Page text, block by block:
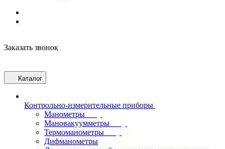
Заказать звонок
Каталог
Контрольно-измерительные приборы
Манометры
Мановакуумметры
Термоманометры
Дифманометры